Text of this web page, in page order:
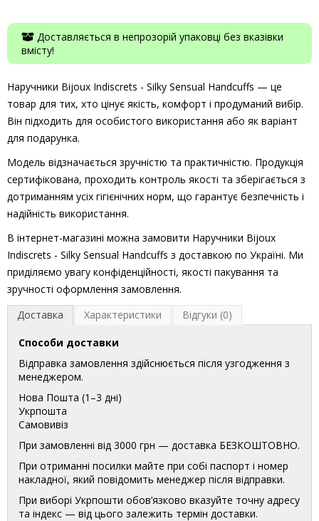
Доставляється в непрозорій упаковці без вказівки
вмісту!
Наручники Bijoux Indiscrets - Silky Sensual Handcuffs — це
товар для тих, хто цінує якість, комфорт і продуманий вибір.
Він підходить для особистого використання або як варіант
для подарунка.
Модель відзначається зручністю та практичністю. Продукція
сертифікована, проходить контроль якості та зберігається з
дотриманням усіх гігієнічних норм, що гарантує безпечність і
надійність використання.
В інтернет-магазині можна замовити Наручники Bijoux
Indiscrets - Silky Sensual Handcuffs з доставкою по Україні. Ми
приділяємо увагу конфіденційності, якості пакування та
зручності оформлення замовлення.
Доставка
Характеристики Відгуки (0)
Способи доставки
Відправка замовлення здійснюється після узгодження з
менеджером.
Нова Пошта (1–3 дні)
Укрпошта
Самовивіз
При замовленні від 3000 грн — доставка БЕЗКОШТОВНО.
При отриманні посилки майте при собі паспорт і номер
накладної, який повідомить менеджер після відправки.
При виборі Укрпошти обов’язково вказуйте точну адресу
та індекс — від цього залежить термін доставки.